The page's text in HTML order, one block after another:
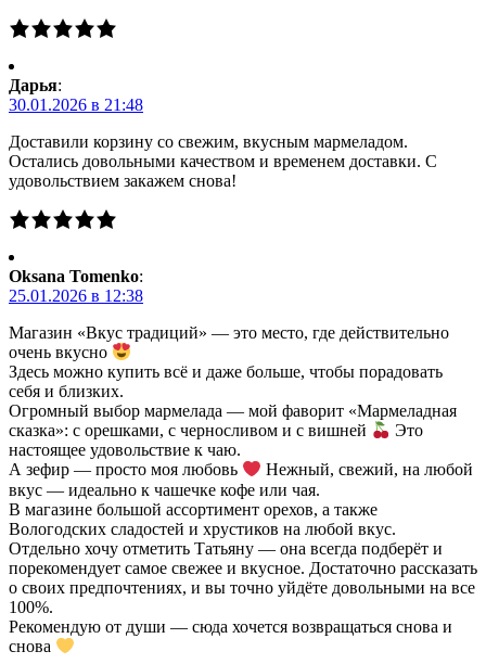
Дарья:
30.01.2026 в 21:48
Доставили корзину со свежим, вкусным мармеладом.
Остались довольными качеством и временем доставки. С
удовольствием закажем снова!
Oksana Tomenko:
25.01.2026 в 12:38
Магазин «Вкус традиций» — это место, где действительно
очень вкусно
Здесь можно купить всё и даже больше, чтобы порадовать
себя и близких.
Огромный выбор мармелада — мой фаворит «Мармеладная
сказка»: с орешками, с черносливом и с вишней
Это
настоящее удовольствие к чаю.
А зефир — просто моя любовь
Нежный, свежий, на любой
вкус — идеально к чашечке кофе или чая.
В магазине большой ассортимент орехов, а также
Вологодских сладостей и хрустиков на любой вкус.
Отдельно хочу отметить Татьяну — она всегда подберёт и
порекомендует самое свежее и вкусное. Достаточно рассказать
о своих предпочтениях, и вы точно уйдёте довольными на все
100%.
Рекомендую от души — сюда хочется возвращаться снова и
снова